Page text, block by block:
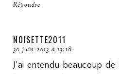
Répondre
NOISETTE2011
30 juin 2013 à 13:18
J'ai entendu beaucoup